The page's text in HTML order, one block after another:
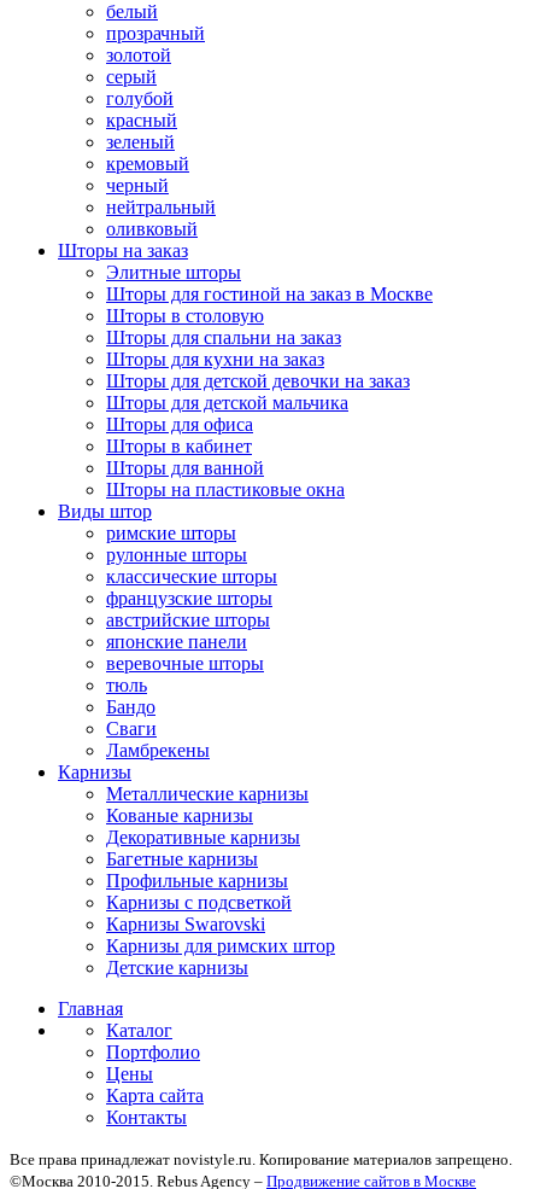
белый
прозрачный
золотой
серый
голубой
красный
зеленый
кремовый
черный
нейтральный
оливковый
Шторы на заказ
Элитные шторы
Шторы для гостиной на заказ в Москве
Шторы в столовую
Шторы для спальни на заказ
Шторы для кухни на заказ
Шторы для детской девочки на заказ
Шторы для детской мальчика
Шторы для офиса
Шторы в кабинет
Шторы для ванной
Шторы на пластиковые окна
Виды штор
римские шторы
рулонные шторы
классические шторы
французские шторы
австрийские шторы
японские панели
веревочные шторы
тюль
Бандо
Сваги
Ламбрекены
Карнизы
Металлические карнизы
Кованые карнизы
Декоративные карнизы
Багетные карнизы
Профильные карнизы
Карнизы с подсветкой
Карнизы Swarovski
Карнизы для римских штор
Детские карнизы
Главная
Каталог
Портфолио
Цены
Карта сайта
Контакты
Все права принадлежат novistyle.ru. Копирование материалов запрещено.
©Москва 2010-2015. Rebus Agency – Продвижение сайтов в Москве